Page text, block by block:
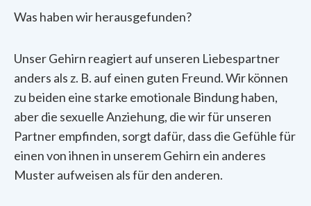
Was haben wir herausgefunden?
Unser Gehirn reagiert auf unseren Liebespartner
anders als z. B. auf einen guten Freund. Wir können
zu beiden eine starke emotionale Bindung haben,
aber die sexuelle Anziehung, die wir für unseren
Partner empfinden, sorgt dafür, dass die Gefühle für
einen von ihnen in unserem Gehirn ein anderes
Muster aufweisen als für den anderen.